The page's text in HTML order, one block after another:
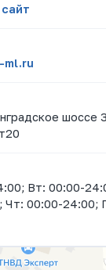
ml.ru
шоссе
Вт: 00:00-
Чт: 00:00-24:00;